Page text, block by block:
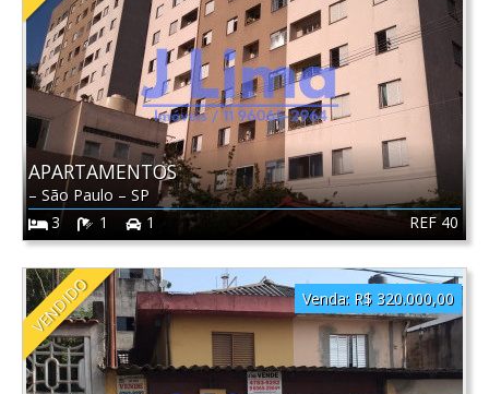
REF 40
APARTAMENTOS
– São Paulo – SP
3
1 1
VENDIDO Venda: R$ 320.000,00